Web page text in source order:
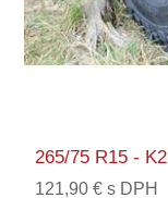
265/75 R15 - K2
121,90 € s DPH